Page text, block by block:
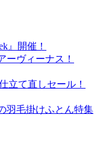
』開催！
ーヴィーナス！
立て直しセール！
羽毛掛けふとん特集